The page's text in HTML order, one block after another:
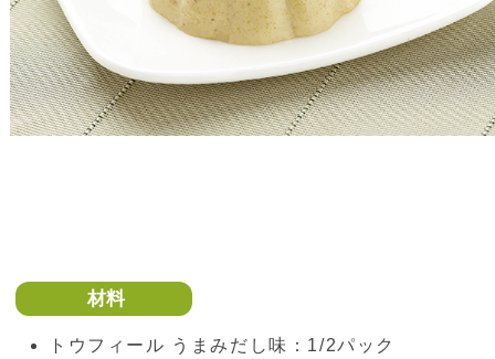
材料
トウフィール うまみだし味：1/2パック